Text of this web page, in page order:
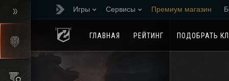
Игры Сервисы Премиум магазин
ГЛАВНАЯ
РЕЙТИНГ ПОДОБРАТЬ